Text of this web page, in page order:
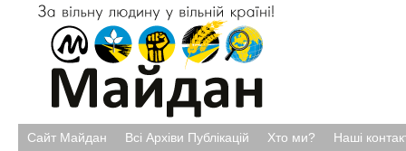
Сайт Майдан Всі Архіви Публікацій Хто ми? Наші